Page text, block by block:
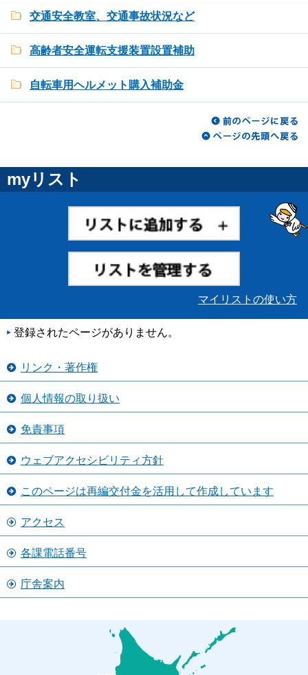
交通安全教室、交通事故状況など
高齢者安全運転支援装置設置補助
自転車用ヘルメット購入補助金
myリスト
マイリストの使い方
登録されたページがありません。
リンク・著作権
個人情報の取り扱い
免責事項
ウェブアクセシビリティ方針
このページは再編交付金を活用して作成しています
アクセス
各課電話番号
庁舎案内